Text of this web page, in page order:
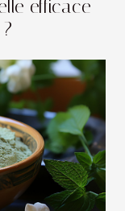
efficace